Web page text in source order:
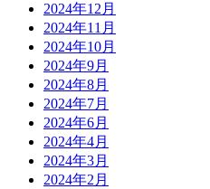
2024年12月
2024年11月
2024年10月
2024年9月
2024年8月
2024年7月
2024年6月
2024年4月
2024年3月
2024年2月